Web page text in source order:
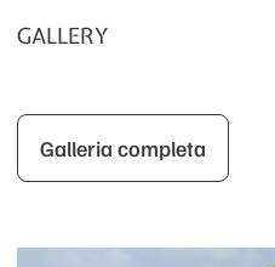
GALLERY
Galleria completa